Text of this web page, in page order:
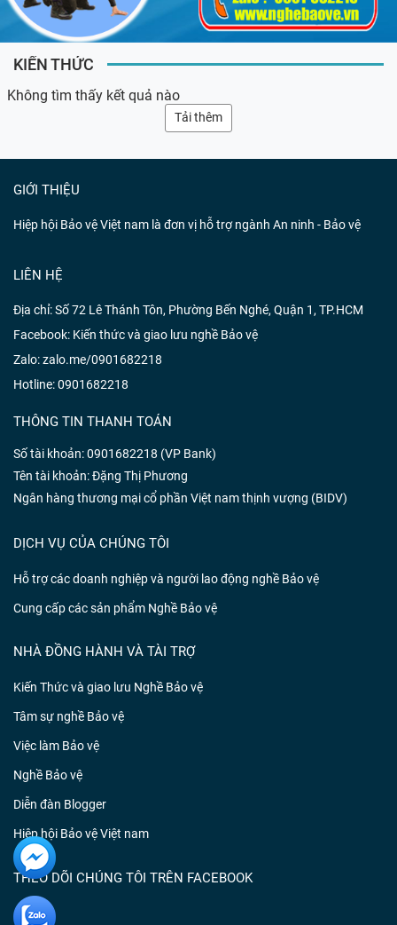
KIẾN THỨC
Không tìm thấy kết quả nào
Tải thêm
GIỚI THIỆU
Hiệp hội Bảo vệ Việt nam là đơn vị hỗ trợ ngành An ninh - Bảo vệ
LIÊN HỆ
Địa chỉ: Số 72 Lê Thánh Tôn, Phường Bến Nghé, Quận 1, TP.HCM
Facebook: Kiến thức và giao lưu nghề Bảo vệ
Zalo:zalo.me/0901682218
Hotline:0901682218
THÔNG TIN THANH TOÁN
Số tài khoản: 0901682218 (VP Bank)
Tên tài khoản: Đặng Thị Phương
Ngân hàng thương mại cổ phần Việt nam thịnh vượng (BIDV)
DỊCH VỤ CỦA CHÚNG TÔI
Hỗ trợ các doanh nghiệp và người lao động nghề Bảo vệ
Cung cấp các sản phẩm Nghề Bảo vệ
NHÀ ĐỒNG HÀNH VÀ TÀI TRỢ
Kiến Thức và giao lưu Nghề Bảo vệ
Tâm sự nghề Bảo vệ
Việc làm Bảo vệ
Nghề Bảo vệ
Diễn đàn Blogger
Hiệp hội Bảo vệ Việt nam
THEO DÕI CHÚNG TÔI TRÊN FACEBOOK